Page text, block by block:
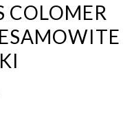
COLOMER